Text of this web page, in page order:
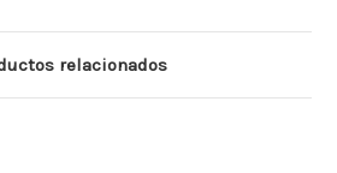
relacionados